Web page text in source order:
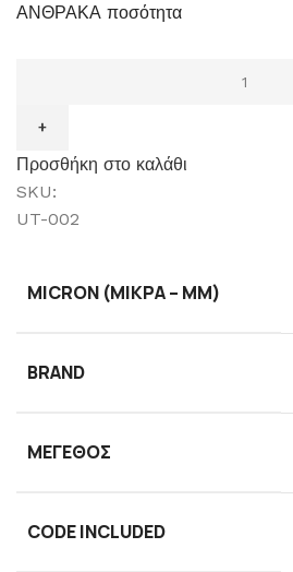
ΑΝΘΡΑΚΑ ποσότητα
Προσθήκη στο καλάθι
SKU:
UT-002
MICRON (ΜΙΚΡΆ – ΜM)
BRAND
ΜΈΓΕΘΟΣ
CODE INCLUDED